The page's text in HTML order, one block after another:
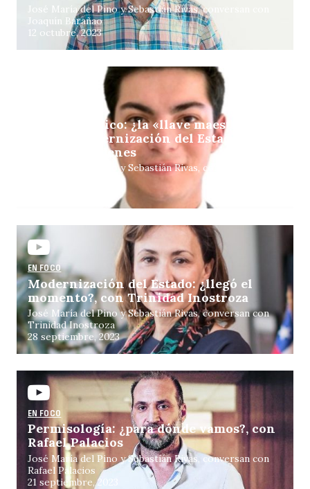
José María del Pino y Sebastián Rivas, conversan con
Joaquín Barañao
12 octubre, 2023
Empleo público: ¿la «llave maestra»
para la modernización del Estado?, con
Patricio Órdenes
José María del Pino y Sebastián Rivas, conversan con
EN FOCO
Modernización del Estado: ¿llegó el
momento?, con Trinidad Inostroza
José María del Pino y Sebastián Rivas, conversan con
Trinidad Inostroza
28 septiembre, 2023
EN FOCO
Permisología: ¿para dónde vamos?, con
Rafael Palacios
José María del Pino y Sebastián Rivas, conversan con
Rafael Palacios
21 septiembre, 2023